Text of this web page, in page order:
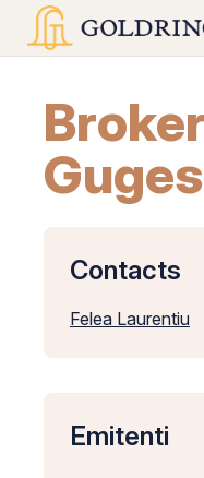
Contacts
Felea Laurentiu
Emitenti